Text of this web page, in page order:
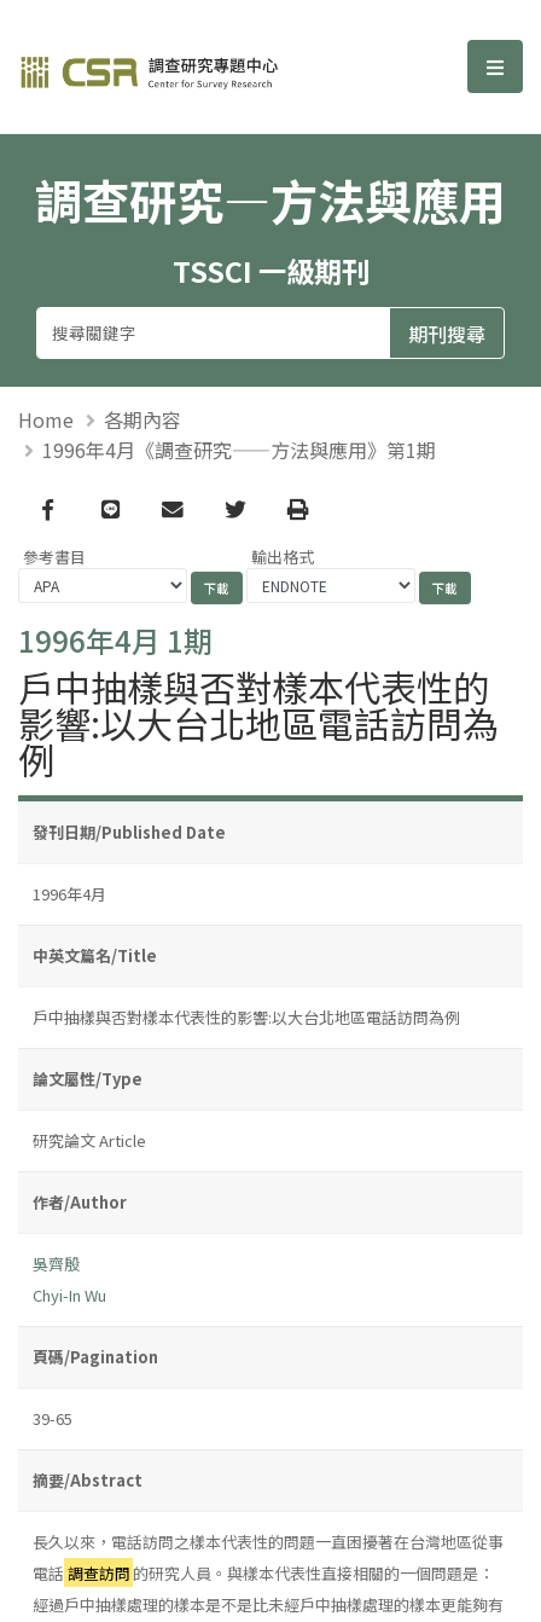
調查研究—方法與應用期刊 選
調查研究—方法與應用
TSSCI 一級期刊
Home
各期內容
1996年4月《調查研究——方法與應用》第1期
Facebook
line email TwitterPrint
參考書目 輸出格式
1996年4月 1期
戶中抽樣與否對樣本代表性的
影響:以大台北地區電話訪問為
例
發刊日期/Published Date
1996年4月
中英文篇名/Title
戶中抽樣與否對樣本代表性的影響:以大台北地區電話訪問為例
論文屬性/Type
研究論文 Article
作者/Author
吳齊殷
Chyi-In Wu
頁碼/Pagination
39-65
摘要/Abstract
長久以來，電話訪問之樣本代表性的問題一直困擾著在台灣地區從事
電話 調查訪問 的研究人員。與樣本代表性直接相關的一個問題是：
經過戶中抽樣處理的樣本是不是比未經戶中抽樣處理的樣本更能夠有